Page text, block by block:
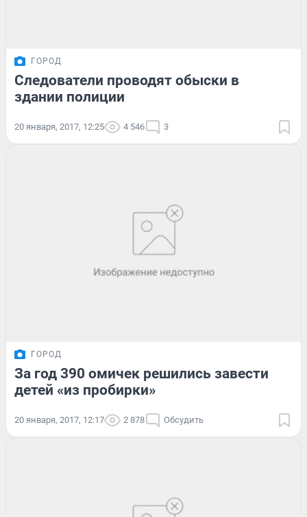
ГОРОД
Следователи проводят обыски в
здании полиции
20 января, 2017, 12:25 4 546 3
ГОРОД
За год 390 омичек решились завести
детей «из пробирки»
20 января, 2017, 12:17 2 878 Обсудить